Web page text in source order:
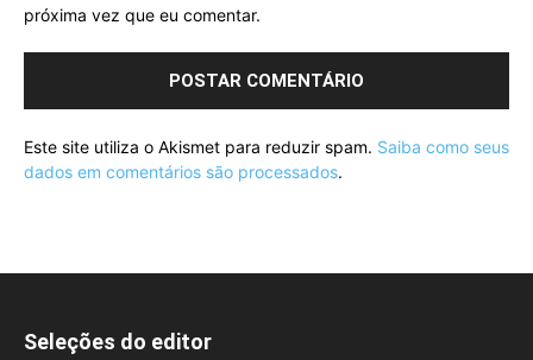
próxima vez que eu comentar.
Este site utiliza o Akismet para reduzir spam. Saiba como seus
dados em comentários são processados.
Seleções do editor